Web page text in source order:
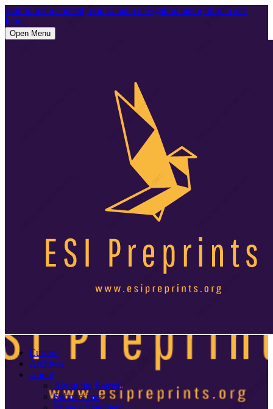
Skip to main content Skip to main navigation menu Skip to site
footer
Open Menu
Current
Archives
About
About the Journal
Submissions